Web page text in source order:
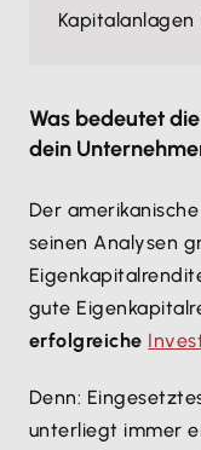
Was bedeutet
dein
Der
seinen Analysen
gute
erfolgreiche
Denn:
unterliegt immer